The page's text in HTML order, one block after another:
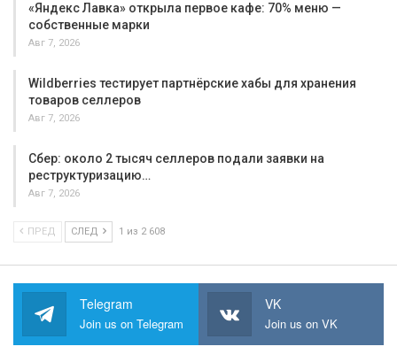
«Яндекс Лавка» открыла первое кафе: 70% меню —
собственные марки
Авг 7, 2026
Wildberries тестирует партнёрские хабы для хранения
товаров селлеров
Авг 7, 2026
Сбер: около 2 тысяч селлеров подали заявки на
реструктуризацию…
Авг 7, 2026
ПРЕД СЛЕД 1 из 2 608
Telegram
Join us on Telegram
VK
Join us on VK